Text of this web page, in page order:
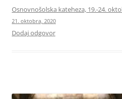
Osnovnošolska kateheza, 19.-24.
21. oktobra, 2020
Dodaj odgovor